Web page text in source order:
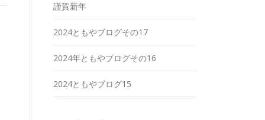
謹賀新年
2024ともやブログその17
2024年ともやブログその16
2024ともやブログ15